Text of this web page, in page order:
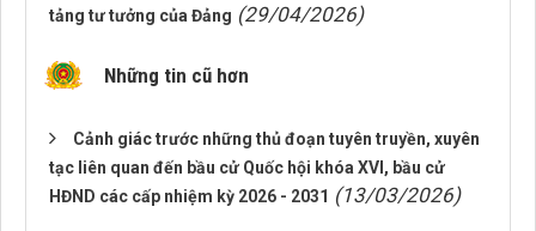
tảng tư tưởng của Đảng (29/04/2026)
Những tin cũ hơn
Cảnh giác trước những thủ đoạn tuyên truyền, xuyên
tạc liên quan đến bầu cử Quốc hội khóa XVI, bầu cử
HĐND các cấp nhiệm kỳ 2026 - 2031 (13/03/2026)